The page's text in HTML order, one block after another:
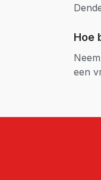
Hoe
een